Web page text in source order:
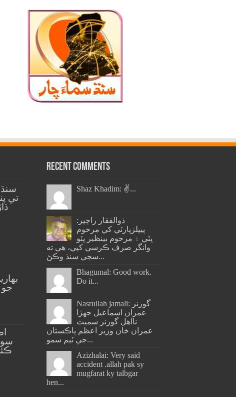
تي
Recent Comments
Shaz Khadim: ✌️...
ذوالفقار راڄپر:
پيپلزپارٽي کي مرحوم
ڀٽي ۽ مرحوم بينظير ڀٽو
وانگر صرف ڪرسي کپي، هي ته
سڄي سنڌ وڪڻ...
Bhagumal: Good work.
Do it...
Nasrullah jamali: گورنر
عمران اسماعيل جھڙا
نااهل گورنر سميت
عمران خان وزير اعظم پاڪستان
جي ٽيم سمو...
Azizhalai: Very said
accident .allah pak sy
mugfarat ky talbgar
hen...